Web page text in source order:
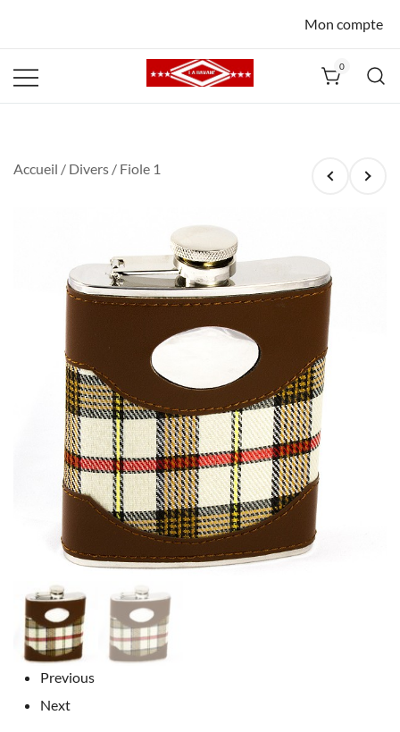
Mon compte
0
Accueil / Divers / Fiole 1
Previous
Next